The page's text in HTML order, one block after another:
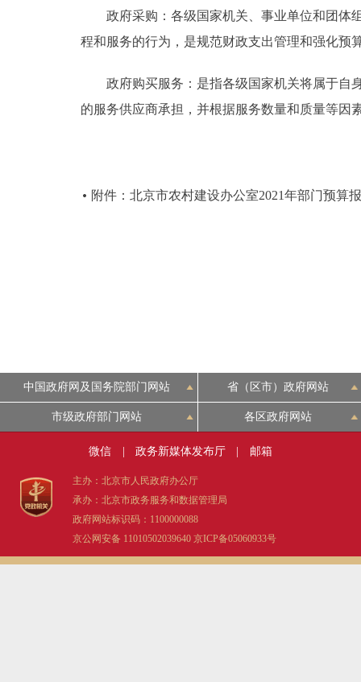
政府采购：各级国家机关、事业单位和团体组
程和服务的行为，是规范财政支出管理和强化预
政府购买服务：是指各级国家机关将属于自身
的服务供应商承担，并根据服务数量和质量等因
附件：北京市农村建设办公室2021年部门预算
中国政府网及国务院部门网站 省（区市）政府网站
市级政府部门网站 各区政府网站
微信 政务新媒体发布厅 邮箱
主办：北京市人民政府办公厅
承办：北京市政务服务和数据管理局
政府网站标识码：1100000088
京公网安备 11010502039640 京ICP备05060933号